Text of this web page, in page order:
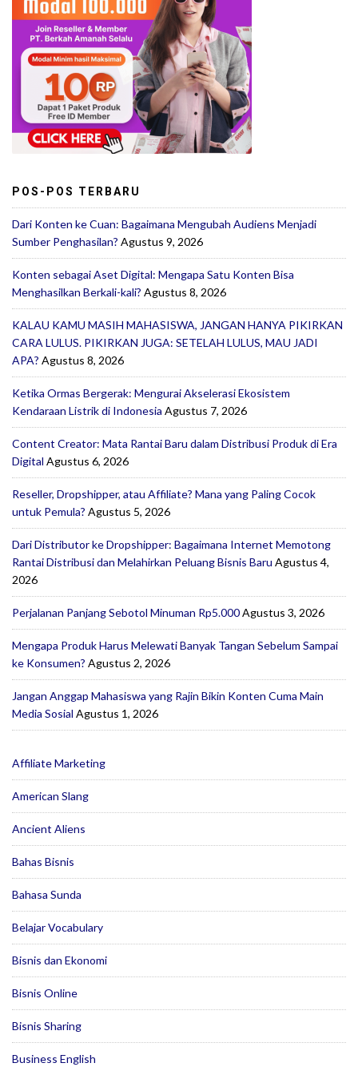
POS-POS TERBARU
Dari Konten ke Cuan: Bagaimana Mengubah Audiens Menjadi
Sumber Penghasilan? Agustus 9, 2026
Konten sebagai Aset Digital: Mengapa Satu Konten Bisa
Menghasilkan Berkali-kali? Agustus 8, 2026
KALAU KAMU MASIH MAHASISWA, JANGAN HANYA PIKIRKAN
CARA LULUS. PIKIRKAN JUGA: SETELAH LULUS, MAU JADI
APA? Agustus 8, 2026
Ketika Ormas Bergerak: Mengurai Akselerasi Ekosistem
Kendaraan Listrik di Indonesia Agustus 7, 2026
Content Creator: Mata Rantai Baru dalam Distribusi Produk di Era
Digital Agustus 6, 2026
Reseller, Dropshipper, atau Affiliate? Mana yang Paling Cocok
untuk Pemula? Agustus 5, 2026
Dari Distributor ke Dropshipper: Bagaimana Internet Memotong
Rantai Distribusi dan Melahirkan Peluang Bisnis Baru Agustus 4,
2026
Perjalanan Panjang Sebotol Minuman Rp5.000Agustus 3, 2026
Mengapa Produk Harus Melewati Banyak Tangan Sebelum Sampai
ke Konsumen? Agustus 2, 2026
Jangan Anggap Mahasiswa yang Rajin Bikin Konten Cuma Main
Media Sosial Agustus 1, 2026
Affiliate Marketing
American Slang
Ancient Aliens
Bahas Bisnis
Bahasa Sunda
Belajar Vocabulary
Bisnis dan Ekonomi
Bisnis Online
Bisnis Sharing
Business English